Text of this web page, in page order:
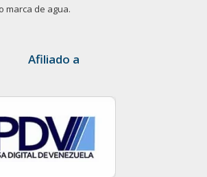
marca de agua.
Afiliado a